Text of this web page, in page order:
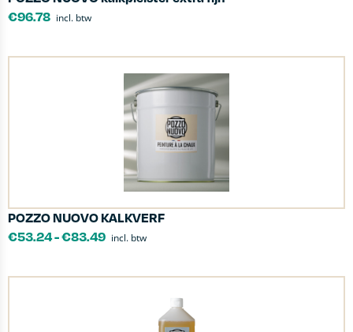
€96.78 incl. btw
POZZO NUOVO KALKVERF
€53.24-€83.49 incl. btw